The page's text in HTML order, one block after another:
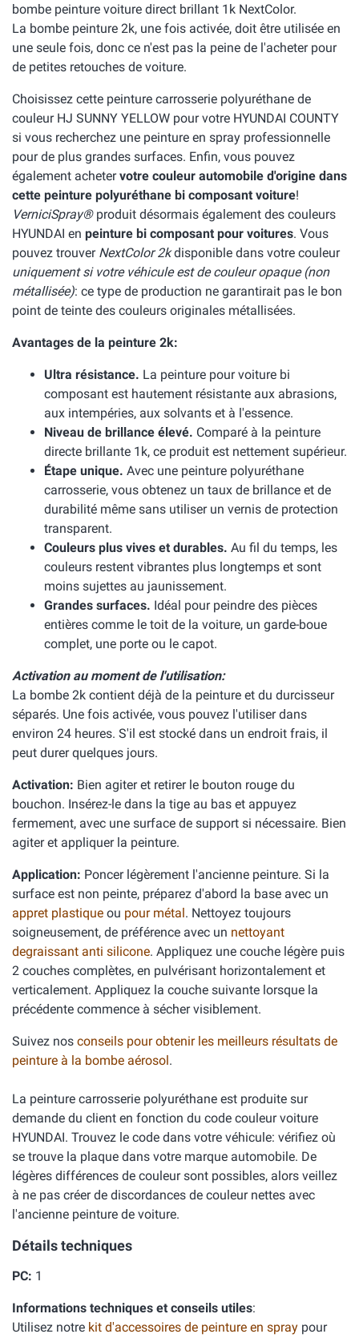
bombe peinture voiture direct brillant 1k NextColor.
La bombe peinture 2k, une fois activée, doit être utilisée en
une seule fois, donc ce n'est pas la peine de l'acheter pour
de petites retouches de voiture.
Choisissez cette peinture carrosserie polyuréthane de
couleur HJ SUNNY YELLOW pour votre HYUNDAI COUNTY
si vous recherchez une peinture en spray professionnelle
pour de plus grandes surfaces. Enfin, vous pouvez
également achetervotre couleur automobile d'origine dans
cette peinture polyuréthane bi composant voiture!
VerniciSpray®produit désormais également des couleurs
HYUNDAI en peinture bi composant pour voitures. Vous
pouvez trouver NextColor 2kdisponible dans votre couleur
uniquement si votre véhicule est de couleur opaque (non
métallisée): ce type de production ne garantirait pas le bon
point de teinte des couleurs originales métallisées.
Avantages de la peinture 2k:
Ultra résistance. La peinture pour voiture bi
composant est hautement résistante aux abrasions,
aux intempéries, aux solvants et à l'essence.
Niveau de brillance élevé. Comparé à la peinture
directe brillante 1k, ce produit est nettement supérieur.
Étape unique. Avec une peinture polyuréthane
carrosserie, vous obtenez un taux de brillance et de
durabilité même sans utiliser un vernis de protection
transparent.
Couleurs plus vives et durables. Au fil du temps, les
couleurs restent vibrantes plus longtemps et sont
moins sujettes au jaunissement.
Grandes surfaces. Idéal pour peindre des pièces
entières comme le toit de la voiture, un garde-boue
complet, une porte ou le capot.
Activation au moment de l'utilisation:
La bombe 2k contient déjà de la peinture et du durcisseur
séparés. Une fois activée, vous pouvez l'utiliser dans
environ 24 heures. S'il est stocké dans un endroit frais, il
peut durer quelques jours.
Activation: Bien agiter et retirer le bouton rouge du
bouchon. Insérez-le dans la tige au bas et appuyez
fermement, avec une surface de support si nécessaire. Bien
agiter et appliquer la peinture.
Application: Poncer légèrement l'ancienne peinture. Si la
surface est non peinte, préparez d'abord la base avec un
appret plastique ou pour métal. Nettoyez toujours
soigneusement, de préférence avec un nettoyant
degraissant anti silicone. Appliquez une couche légère puis
2 couches complètes, en pulvérisant horizontalement et
verticalement. Appliquez la couche suivante lorsque la
précédente commence à sécher visiblement.
Suivez nos conseils pour obtenir les meilleurs résultats de
peinture à la bombe aérosol.
La peinture carrosserie polyuréthane est produite sur
demande du client en fonction du code couleur voiture
HYUNDAI. Trouvez le code dans votre véhicule: vérifiez où
se trouve la plaque dans votre marque automobile. De
légères différences de couleur sont possibles, alors veillez
à ne pas créer de discordances de couleur nettes avec
l'ancienne peinture de voiture.
Détails techniques
PC: 1
Informations techniques et conseils utiles:
Utilisez notre kit d'accessoires de peinture en spray pour